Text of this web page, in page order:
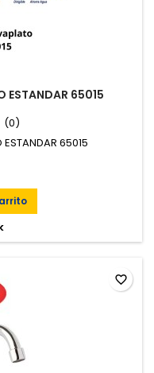
ESTANDAR 65015
(0)
ESTANDAR 65015
favorite_border